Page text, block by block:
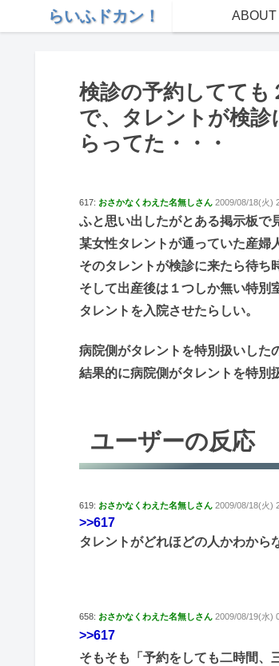
らいふドカン！ ABOUT
検診の予約してても
で、タレントが検
らってた・・・
617: おさかなくわえた名無しさん 2009/08/18(火)
ふと思い出したがとある掲示板で
某女性タレントが通っていた産婦
そのタレントが検診に来たら待ち
そして出産後は１つしか無い特別
タレントを入院させたらしい。
病院側がタレントを特別扱いした
結果的に病院側がタレントを特別
ユーザーの反応
619: おさかなくわえた名無しさん 2009/08/18(火)
>>617
タレントがどれほどの人かわから
658: おさかなくわえた名無しさん 2009/08/19(水)
>>617
そもそも「予約をしても二時間、